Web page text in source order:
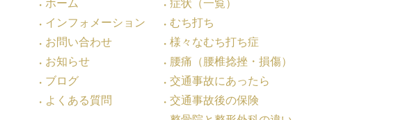
ホーム
インフォメーション
お問い合わせ
お知らせ
ブログ
よくある質問
症状（一覧）
むち打ち
様々なむち打ち症
腰痛（腰椎捻挫・損傷）
交通事故にあったら
交通事故後の保険